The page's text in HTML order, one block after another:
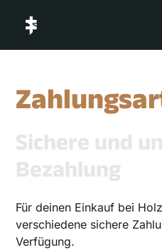
Sichere und
Bezahlung
Für deinen Einkauf bei
verschiedene sichere
Verfügung.